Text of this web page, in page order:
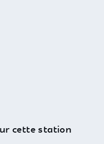
cette station